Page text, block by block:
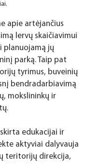
apie artėjančius
lervų skaičiavimui
planuojamą jų
parką. Taip pat
tyrimus, buveinių
bendradarbiavimą
mokslininkų ir
edukacijai ir
aktyviai dalyvauja
teritorijų direkcija,